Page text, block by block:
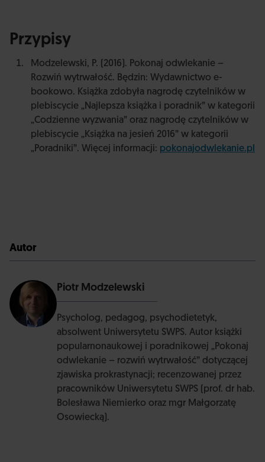
Przypisy
Modzelewski, P. (2016). Pokonaj odwlekanie –
Rozwiń wytrwałość. Będzin: Wydawnictwo e-
bookowo. Książka zdobyła nagrodę czytelników w
plebiscycie „Najlepsza książka i poradnik” w kategorii
„Codzienne wyzwania” oraz nagrodę czytelników w
plebiscycie „Książka na jesień 2016” w kategorii
„Poradniki”. Więcej informacji: pokonajodwlekanie.pl
Autor
Piotr Modzelewski
Psycholog, pedagog, psychodietetyk,
absolwent Uniwersytetu SWPS. Autor książki
popularnonaukowej i poradnikowej „Pokonaj
odwlekanie – rozwiń wytrwałość” dotyczącej
zjawiska prokrastynacji; recenzowanej przez
pracowników Uniwersytetu SWPS (prof. dr hab.
Bolesława Niemierko oraz mgr Małgorzatę
Osowiecką).